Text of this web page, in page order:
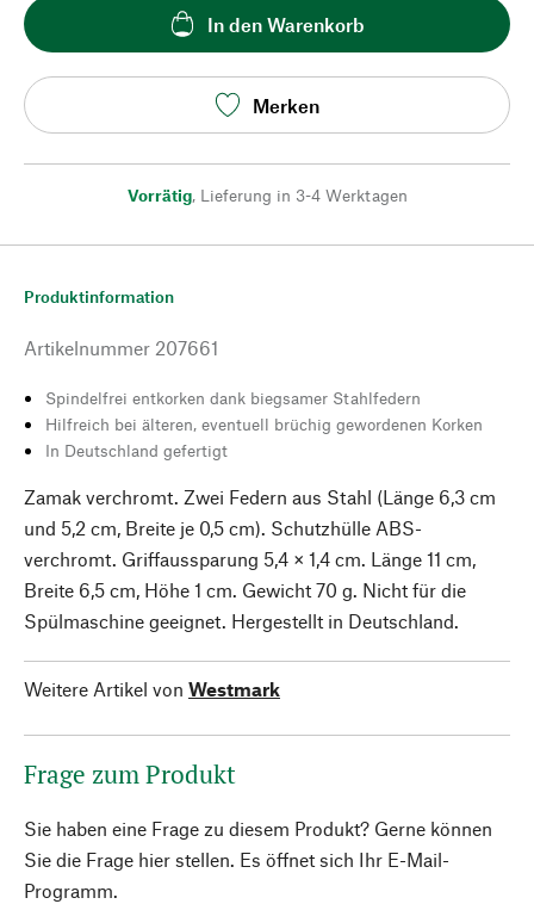
In den Warenkorb
Merken
Vorrätig, Lieferung in 3-4 Werktagen
Produktinformation
Artikelnummer 207661
Spindelfrei entkorken dank biegsamer Stahlfedern
Hilfreich bei älteren, eventuell brüchig gewordenen Korken
In Deutschland gefertigt
Zamak verchromt. Zwei Federn aus Stahl (Länge 6,3 cm
und 5,2 cm, Breite je 0,5 cm). Schutzhülle ABS-
verchromt. Griffaussparung 5,4 × 1,4 cm. Länge 11 cm,
Breite 6,5 cm, Höhe 1 cm. Gewicht 70 g. Nicht für die
Spülmaschine geeignet. Hergestellt in Deutschland.
Weitere Artikel von Westmark
Frage zum Produkt
Sie haben eine Frage zu diesem Produkt? Gerne können
Sie die Frage hier stellen. Es öffnet sich Ihr E-Mail-
Programm.